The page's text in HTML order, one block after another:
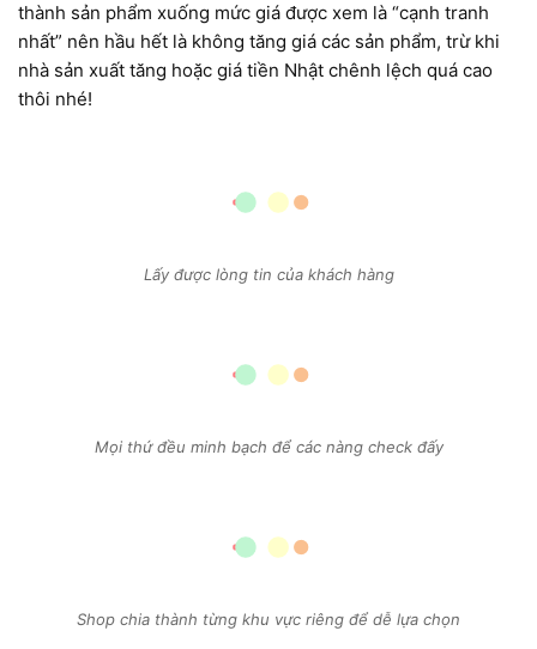
thành sản phẩm xuống mức giá được xem là “cạnh tranh
nhất” nên hầu hết là không tăng giá các sản phẩm, trừ khi
nhà sản xuất tăng hoặc giá tiền Nhật chênh lệch quá cao
thôi nhé!
Lấy được lòng tin của khách hàng
Mọi thứ đều minh bạch để các nàng check đấy
Shop chia thành từng khu vực riêng để dễ lựa chọn